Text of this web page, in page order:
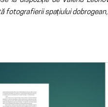
fotografierii spațiului